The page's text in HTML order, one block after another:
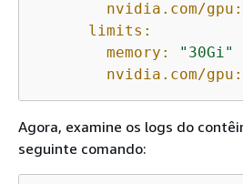
nvidia.com/gpu:
limits:
memory:
"30Gi"
nvidia.com/gpu:
Agora, examine os logs do
seguinte comando: